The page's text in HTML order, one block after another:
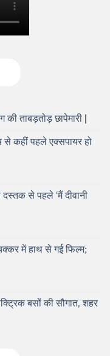
की ताबड़तोड़ छापेमारी
कहीं पहले एक्सपायर हो
दस्तक से पहले ‘मैं दीवानी
में हाथ से गई फिल्म;
बसों की सौगात, शहर